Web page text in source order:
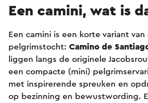
Een camini, wat is
Een camini is een korte variant
pelgrimstocht: Camino de
liggen langs de originele
een compacte (mini)
met inspirerende spreuken en
op bezinning en bewustwording.